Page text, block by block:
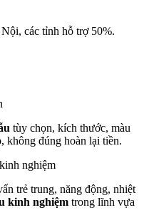
các tỉnh hỗ trợ 50%.
tùy chọn, kích thước, màu
không đúng hoàn lại tiền.
trẻ trung, năng động, nhiệt
kinh nghiệm trong lĩnh vựa